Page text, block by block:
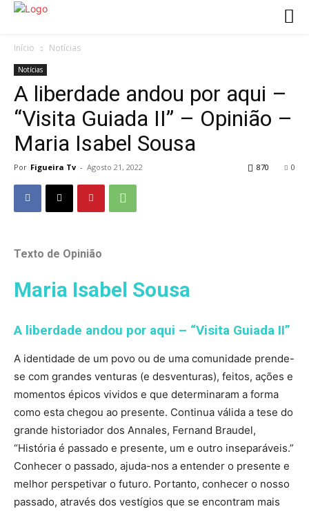
Início Notícias
Notícias
A liberdade andou por aqui –
“Visita Guiada II” – Opinião –
Maria Isabel Sousa
Por Figueira Tv - Agosto 21, 2022 0
870
Texto de Opinião
Maria Isabel Sousa
A liberdade andou por aqui – “Visita Guiada II”
A identidade de um povo ou de uma comunidade prende-
se com grandes venturas (e desventuras), feitos, ações e
momentos épicos vividos e que determinaram a forma
como esta chegou ao presente. Continua válida a tese do
grande historiador dos Annales, Fernand Braudel,
“História é passado e presente, um e outro inseparáveis.”
Conhecer o passado, ajuda-nos a entender o presente e
melhor perspetivar o futuro. Portanto, conhecer o nosso
passado, através dos vestígios que se encontram mais